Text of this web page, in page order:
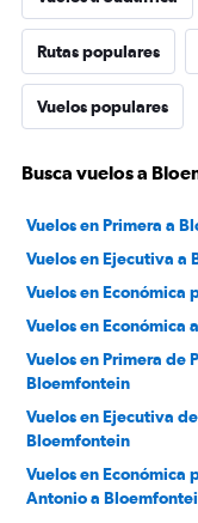
Rutas populares
Vuelos populares
Busca vuelos a
Vuelos en Primera a
Vuelos en Ejecutiva a
Vuelos en Económica
Vuelos en Económica
Vuelos en Primera de
Bloemfontein
Vuelos en Ejecutiva
Bloemfontein
Vuelos en Económica
Antonio a